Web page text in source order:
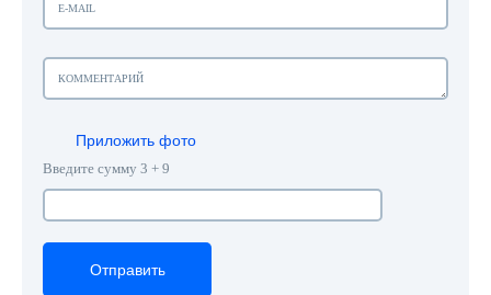
Приложить фото
Введите сумму 3 + 9
Отправить
Отправить
Отправить